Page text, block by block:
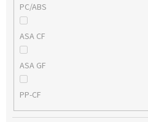
PC/ABS
ASA CF
ASA GF
PP-CF